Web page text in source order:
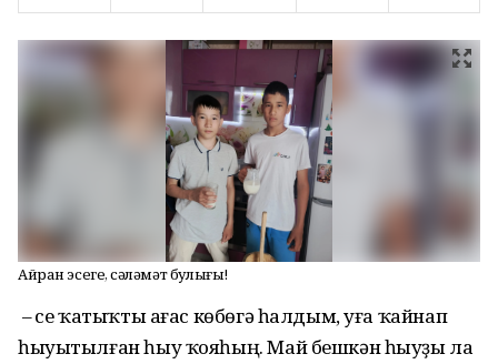
Айран эсегеҙ, сәләмәт булығыҙ!
– Әсе ҡатыҡты ағас көбөгә һалдым, уға ҡайнап
һыуытылған һыу ҡояһың. Май бешкән һыуҙы ла